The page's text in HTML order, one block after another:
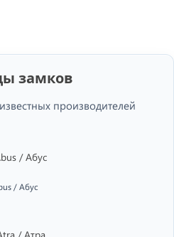
замков
производителей
/ Абус